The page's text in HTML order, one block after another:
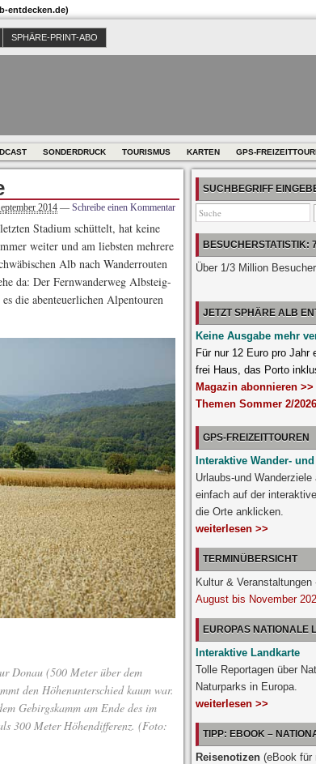
entdecken.de)
SPHÄRE-PRINT-ABO
SONDERDRUCK TOURISMUS KARTEN GPS-
2014 — Schreibe einen Kommentar
Stadium schüttelt, hat keine
weiter und am liebs­ten mehrere
Alb nach Wanderrouten
da: Der Fernwanderweg Albsteig-
die abenteuerlichen Alpentouren
Donau (500 Meter über dem
den Höhenunterschied kaum war.
Gebirgskamm am Ende des im
300 Meter Höhendifferenz. (Foto:
SUCHBEGRIFF
BESUCHERSTATISTIK:
Über 1/3 Million
JETZT SPHÄRE ALB
Keine Ausgabe mehr
Für nur 12 Euro pro Jahr
frei Haus, das Porto
Magazin abonnieren >>
Themen Sommer 2/
GPS-FREIZEITTOUREN
Interaktive Wander-
Urlaubs-und
einfach auf der
die Orte anklicken.
weiterlesen >>
TERMINÜBERSICHT
Kultur & Veranstaltungen
August bis November
EUROPAS NATIONALE
Interaktive Landkarte
Tolle Reportagen über
Naturparks in Europa.
weiterlesen >>
TIPP: EBOOK –
Reisenotizen (eBook für